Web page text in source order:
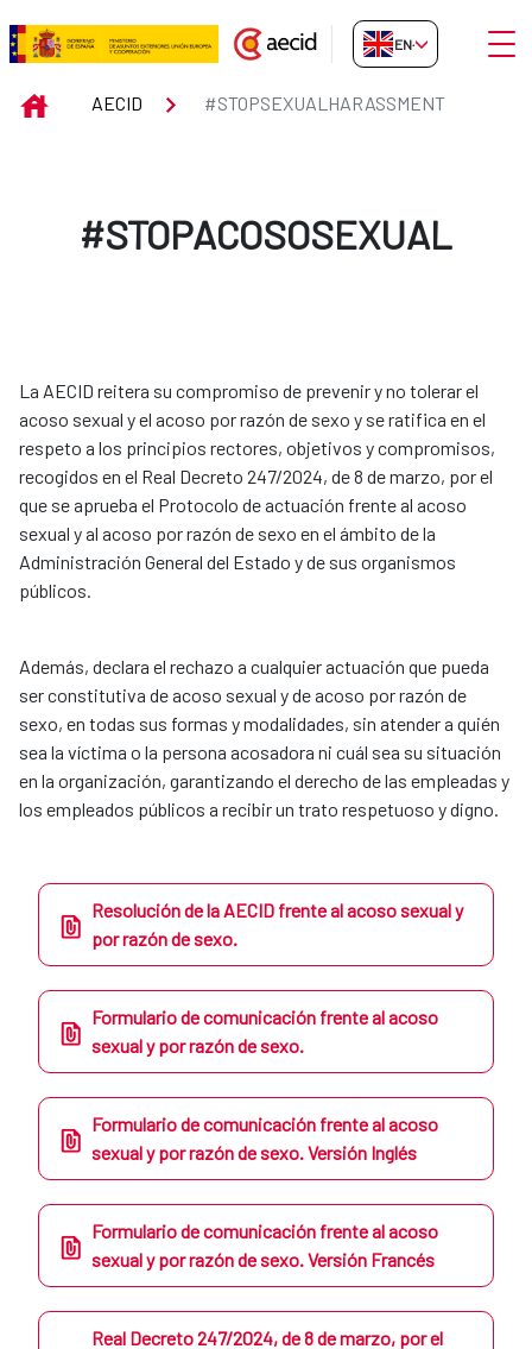
Skip to Main Content
#STOPSEXUALHARASSMENT
EN-GB
INICIOAECID #STOPSEXUALHARASSMENT
#STOPACOSOSEXUAL
La AECID reitera su compromiso de prevenir y no tolerar el
acoso sexual y el acoso por razón de sexo y se ratifica en el
respeto a los principios rectores, objetivos y compromisos,
recogidos en el Real Decreto 247/2024, de 8 de marzo, por el
que se aprueba el Protocolo de actuación frente al acoso
sexual y al acoso por razón de sexo en el ámbito de la
Administración General del Estado y de sus organismos
públicos.
Además, declara el rechazo a cualquier actuación que pueda
ser constitutiva de acoso sexual y de acoso por razón de
sexo, en todas sus formas y modalidades, sin atender a quién
sea la víctima o la persona acosadora ni cuál sea su situación
en la organización, garantizando el derecho de las empleadas y
los empleados públicos a recibir un trato respetuoso y digno.
Resolución de la AECID frente al acoso sexual y
por razón de sexo.
Formulario de comunicación frente al acoso
sexual y por razón de sexo.
Formulario de comunicación frente al acoso
sexual y por razón de sexo. Versión Inglés
Formulario de comunicación frente al acoso
sexual y por razón de sexo. Versión Francés
Real Decreto 247/2024, de 8 de marzo, por el